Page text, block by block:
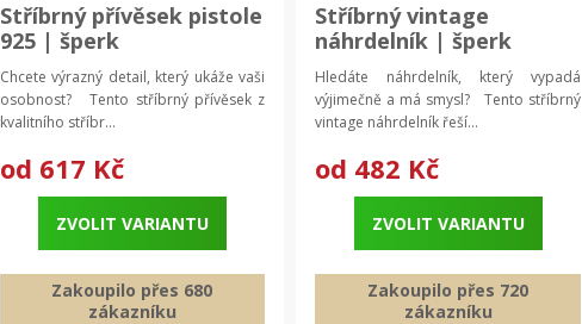
Stříbrný přívěsek pistole
925 | šperk
Chcete výrazný detail, který ukáže vaši
osobnost? Tento stříbrný přívěsek z
kvalitního stříbr...
od 617 Kč
ZVOLIT VARIANTU
Zakoupilo přes 680
zákazníku
Stříbrný vintage
náhrdelník | šperk
Hledáte náhrdelník, který vypadá
výjimečně a má smysl? Tento stříbrný
vintage náhrdelník řeší...
od 482 Kč
ZVOLIT VARIANTU
Zakoupilo přes 720
zákazníku